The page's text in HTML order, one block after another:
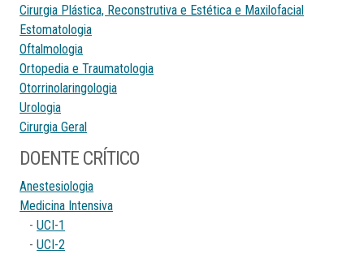
Cirurgia Plástica, Reconstrutiva e Estética e Maxilofacial
Estomatologia
Oftalmologia
Ortopedia e Traumatologia
Otorrinolaringologia
Urologia
Cirurgia Geral
DOENTE CRÍTICO
Anestesiologia
Medicina Intensiva
-UCI-1
-UCI-2